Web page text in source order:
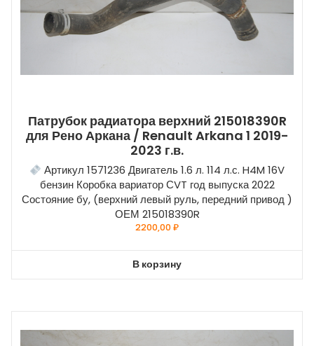
Патрубок радиатора верхний 215018390R
для Рено Аркана / Renault Arkana 1 2019-
2023 г.в.
Артикул 1571236 Двигатель 1.6 л. 114 л.с. H4M 16V
бензин Коробка вариатор СVT год выпуска 2022
Состояние бу, (верхний левый руль, передний привод )
ОЕМ 215018390R
2200,00₽
В корзину